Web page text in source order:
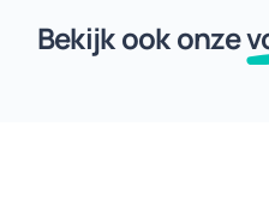
Bekijk ook onze